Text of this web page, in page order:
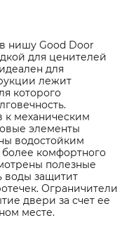
нишу Good Door
для ценителей
для
лежит
которого
механическим
элементы
водостойким
комфортного
полезные
воды защитит
Ограничители
двери за счет ее
месте.